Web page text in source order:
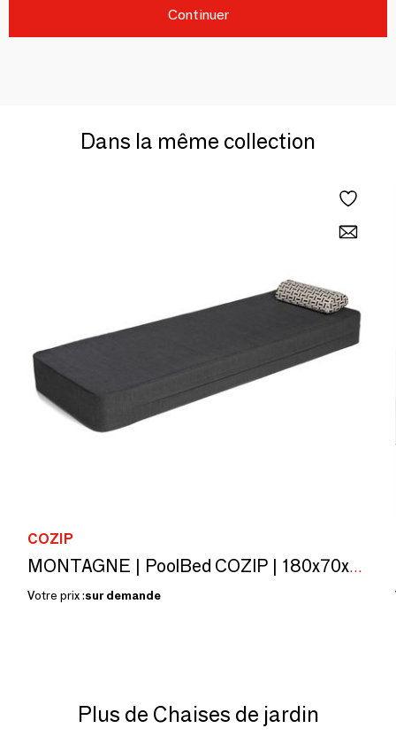
Continuer
Dans la même collection
COZIP
MONTAGNE | PoolBed COZIP | 180x70xh18 cm
Votre prix :sur demande
Plus de Chaises de jardin